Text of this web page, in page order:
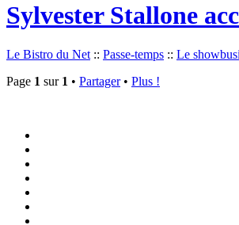
Sylvester Stallone
Le Bistro du Net :: Passe-temps :: Le
Page 1 sur 1 • Partager• Plus !